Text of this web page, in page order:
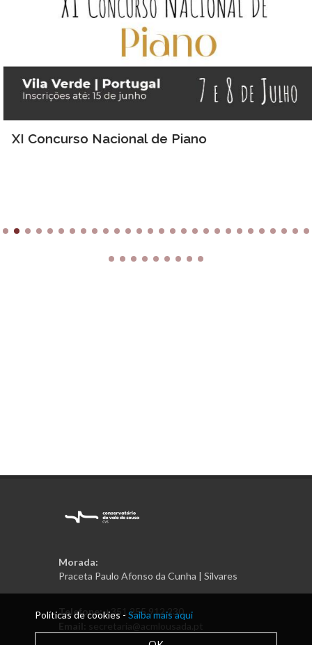
XI Concurso Nacional de Piano
Morada:
Praceta Paulo Afonso da Cunha | Silvares
Telefone:+351 255 912 230
Email:
secretaria@acmlousada.pt
Políticas de cookies - Saiba mais aqui